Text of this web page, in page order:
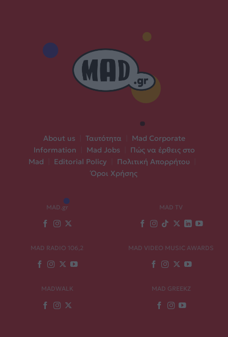
About us Ταυτότητα
Mad Corporate
Information
Mad Jobs
Πώς να έρθεις στο
Mad
Editorial Policy Πολιτική Απορρήτου
Όροι Χρήσης
MAD.gr MAD TV
MAD RADIO 106,2 MAD VIDEO MUSIC AWARDS
MADWALK MAD GREEKZ